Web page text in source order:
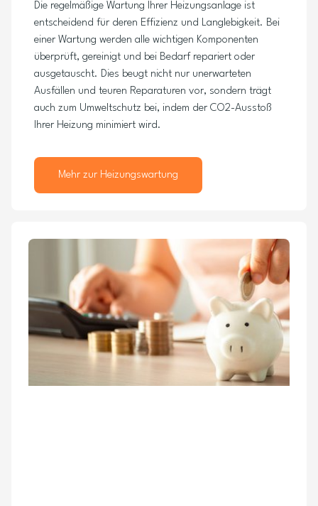
Die regelmäßige Wartung Ihrer Heizungsanlage ist
entscheidend für deren Effizienz und Langlebigkeit. Bei
einer Wartung werden alle wichtigen Komponenten
überprüft, gereinigt und bei Bedarf repariert oder
ausgetauscht. Dies beugt nicht nur unerwarteten
Ausfällen und teuren Reparaturen vor, sondern trägt
auch zum Umweltschutz bei, indem der CO2-Ausstoß
Ihrer Heizung minimiert wird.
Mehr zur Heizungswartung